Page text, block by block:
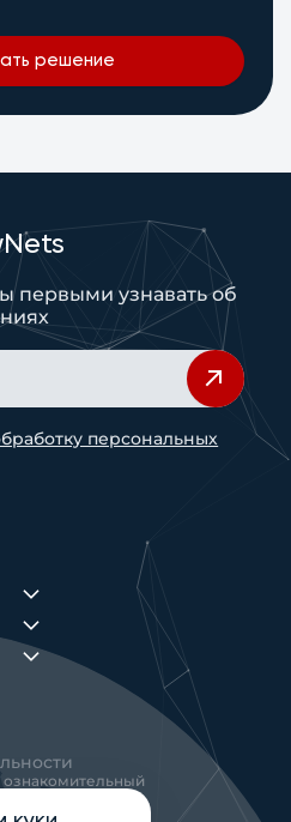
решение
первыми узнавать об
персональных
офертой,
437